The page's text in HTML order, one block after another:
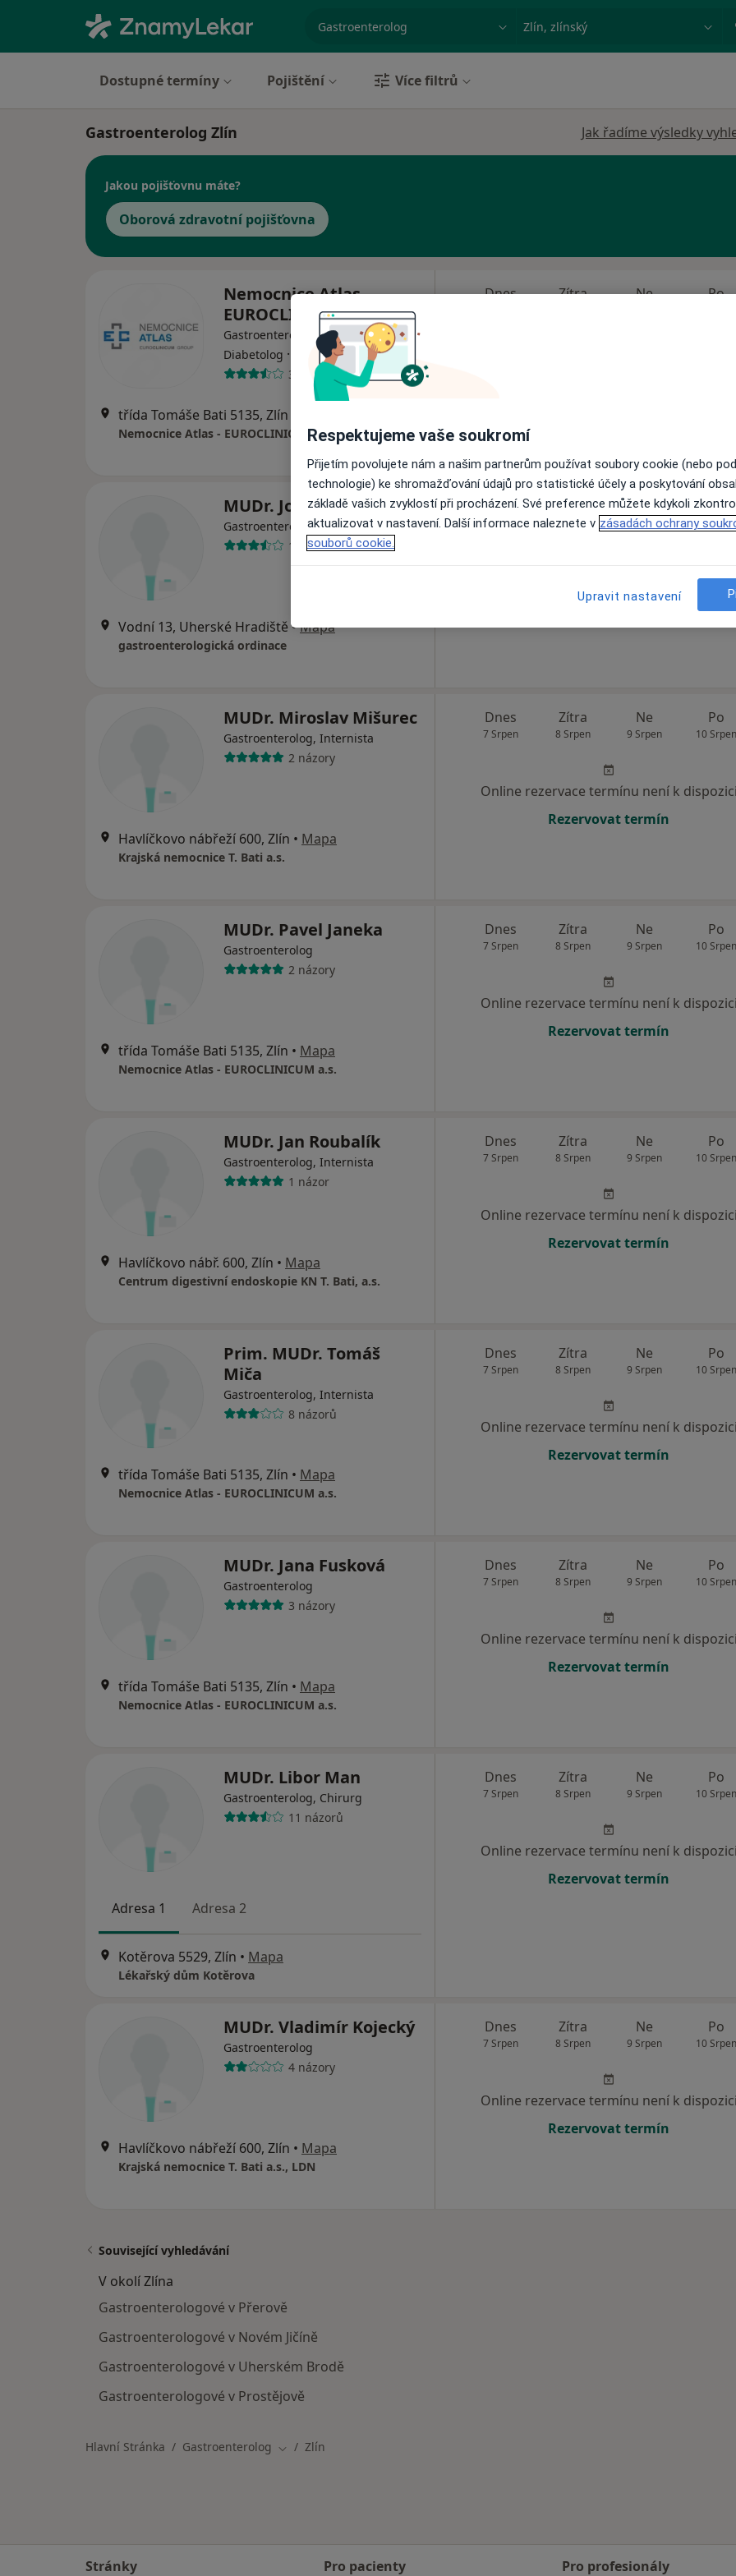
Město nebo region
Dostupné termíny Pojištění Více filtrů
Gastroenterolog Zlín Jak řadíme výsledky
Jakou pojišťovnu máte?
Oborová zdravotní pojišťovna
Nemocnice Atlas -
EUROCLINICUM a.s.
Gastroenterolog, Chirurg,
Diabetolog · Více
32 názorů
třída Tomáše Bati 5135, Zlín
Nemocnice Atlas - EUROCLINICUM a.s.
Dnes Zítra Ne Po
MUDr. Josef Daněk
Gastroenterolog, Internista
19 názorů
Vodní 13, Uherské Hradiště •Mapa
gastroenterologická ordinace
Dnes
7 Srpen
Zítra
8 Srpen
Ne
9 Srpen
Po
10
Online rezervace termínu není k
Rezervovat termín
MUDr. Miroslav Mišurec
Gastroenterolog, Internista
2 názory
Havlíčkovo nábřeží 600, Zlín • Mapa
Krajská nemocnice T. Bati a.s.
Dnes
7 Srpen
Zítra
8 Srpen
Ne
9 Srpen
Po
10 Srpen
Online rezervace termínu není k dispozici
Rezervovat termín
MUDr. Pavel Janeka
Gastroenterolog
2 názory
třída Tomáše Bati 5135, Zlín • Mapa
Nemocnice Atlas - EUROCLINICUM a.s.
Dnes
7 Srpen
Zítra
8 Srpen
Ne
9 Srpen
Po
10 Srpen
Online rezervace termínu není k dispozici
Rezervovat termín
MUDr. Jan Roubalík
Gastroenterolog, Internista
1 názor
Havlíčkovo nábř. 600, Zlín • Mapa
Centrum digestivní endoskopie KN T. Bati, a.s.
Dnes
7 Srpen
Zítra
8 Srpen
Ne
9 Srpen
Po
10 Srpen
Online rezervace termínu není k dispozici
Rezervovat termín
Prim. MUDr. Tomáš
Miča
Gastroenterolog, Internista
8 názorů
třída Tomáše Bati 5135, Zlín • Mapa
Nemocnice Atlas - EUROCLINICUM a.s.
Dnes
7 Srpen
Zítra
8 Srpen
Ne
9 Srpen
Po
10 Srpen
Online rezervace termínu není k dispozici
Rezervovat termín
MUDr. Jana Fusková
Gastroenterolog
3 názory
třída Tomáše Bati 5135, Zlín • Mapa
Nemocnice Atlas - EUROCLINICUM a.s.
Dnes
7 Srpen
Zítra
8 Srpen
Ne
9 Srpen
Po
10 Srpen
Online rezervace termínu není k dispozici
Rezervovat termín
MUDr. Libor Man
Gastroenterolog, Chirurg
11 názorů
Adresa 1 Adresa 2
Kotěrova 5529, Zlín • Mapa
Lékařský dům Kotěrova
Dnes
7 Srpen
Zítra
8 Srpen
Ne
9 Srpen
Po
10 Srpen
Online rezervace termínu není k dispozici
Rezervovat termín
MUDr. Vladimír Kojecký
Gastroenterolog
4 názory
Havlíčkovo nábřeží 600, Zlín • Mapa
Krajská nemocnice T. Bati a.s., LDN
Dnes
7 Srpen
Zítra
8 Srpen
Ne
9 Srpen
Po
10 Srpen
Online rezervace termínu není k dispozici
Rezervovat termín
Související vyhledávání
V okolí Zlína
Gastroenterologové v Přerově
Gastroenterologové v Novém Jičíně
Gastroenterologové v Uherském Brodě
Gastroenterologové v Prostějově
Hlavní Stránka Gastroenterolog Změna města
Zlín
Stránky
Pro pacienty
Pro profesionály
Respektujeme vaše soukromí
Přijetím povolujete nám a našim partnerům používat soubory cookie (nebo
technologie) ke shromažďování údajů pro statistické účely a poskytování
základě vašich zvyklostí při procházení. Své preference můžete kdykoli
aktualizovat v nastavení. Další informace naleznete v zásadách ochrany
souborů cookie.
Upravit nastavení